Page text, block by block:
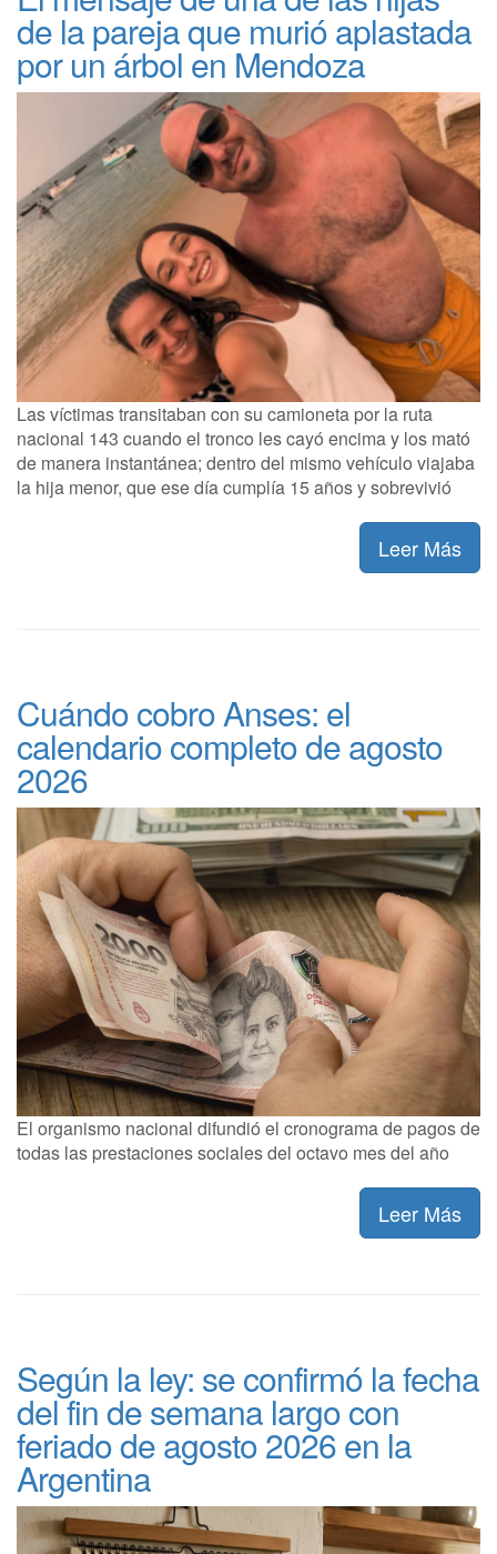
de la pareja que murió aplastada
por un árbol en Mendoza
Las víctimas transitaban con su camioneta por la ruta
nacional 143 cuando el tronco les cayó encima y los mató
de manera instantánea; dentro del mismo vehículo viajaba
la hija menor, que ese día cumplía 15 años y sobrevivió
Leer Más
Cuándo cobro Anses: el
calendario completo de agosto
2026
El organismo nacional difundió el cronograma de pagos de
todas las prestaciones sociales del octavo mes del año
Leer Más
Según la ley: se confirmó la fecha
del fin de semana largo con
feriado de agosto 2026 en la
Argentina